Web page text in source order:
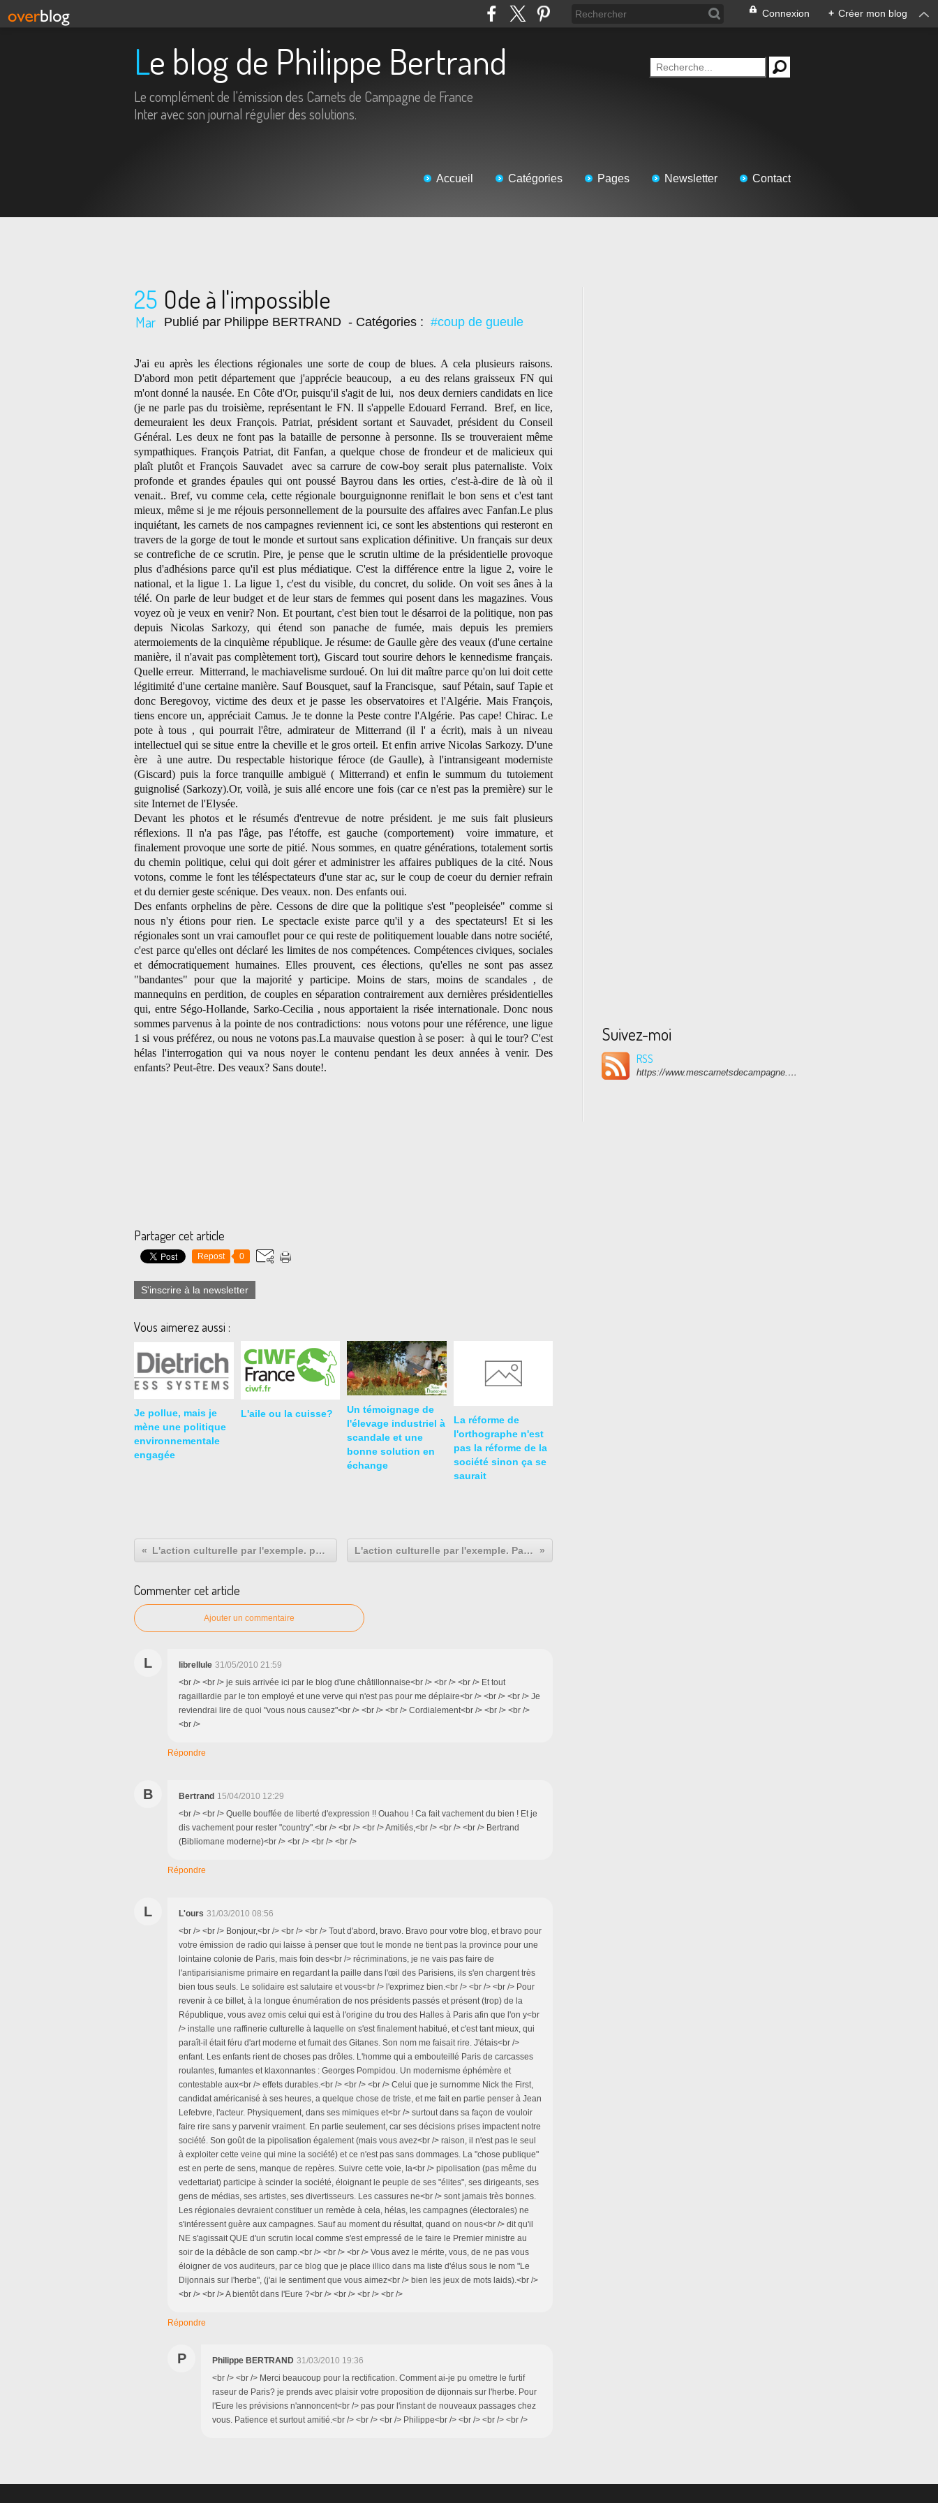
Connexion + Créer mon blog
Le blog de Philippe Bertrand
Le complément de l'émission des Carnets de Campagne de France
Inter avec son journal régulier des solutions.
Accueil Catégories Pages Newsletter Contact
25
Mar
Ode à l'impossible
Publié par Philippe BERTRAND - Catégories : #coup de gueule
J'ai eu après les élections régionales une sorte de coup de blues. A cela plusieurs raisons.
D'abord mon petit département que j'apprécie beaucoup, a eu des relans graisseux FN qui
m'ont donné la nausée. En Côte d'Or, puisqu'il s'agit de lui, nos deux derniers candidats en lice
(je ne parle pas du troisième, représentant le FN. Il s'appelle Edouard Ferrand. Bref, en lice,
demeuraient les deux François. Patriat, président sortant et Sauvadet, président du Conseil
Général. Les deux ne font pas la bataille de personne à personne. Ils se trouveraient même
sympathiques. François Patriat, dit Fanfan, a quelque chose de frondeur et de malicieux qui
plaît plutôt et François Sauvadet avec sa carrure de cow-boy serait plus paternaliste. Voix
profonde et grandes épaules qui ont poussé Bayrou dans les orties, c'est-à-dire de là où il
venait.. Bref, vu comme cela, cette régionale bourguignonne reniflait le bon sens et c'est tant
mieux, même si je me réjouis personnellement de la poursuite des affaires avec Fanfan.Le plus
inquiétant, les carnets de nos campagnes reviennent ici, ce sont les abstentions qui resteront en
travers de la gorge de tout le monde et surtout sans explication définitive. Un français sur deux
se contrefiche de ce scrutin. Pire, je pense que le scrutin ultime de la présidentielle provoque
plus d'adhésions parce qu'il est plus médiatique. C'est la différence entre la ligue 2, voire le
national, et la ligue 1. La ligue 1, c'est du visible, du concret, du solide. On voit ses ânes à la
télé. On parle de leur budget et de leur stars de femmes qui posent dans les magazines. Vous
voyez où je veux en venir? Non. Et pourtant, c'est bien tout le désarroi de la politique, non pas
depuis Nicolas Sarkozy, qui étend son panache de fumée, mais depuis les premiers
atermoiements de la cinquième république. Je résume: de Gaulle gère des veaux (d'une certaine
manière, il n'avait pas complètement tort), Giscard tout sourire dehors le kennedisme français.
Quelle erreur. Mitterrand, le machiavelisme surdoué. On lui dit maître parce qu'on lui doit cette
légitimité d'une certaine manière. Sauf Bousquet, sauf la Francisque, sauf Pétain, sauf Tapie et
donc Beregovoy, victime des deux et je passe les observatoires et l'Algérie. Mais François,
tiens encore un, appréciait Camus. Je te donne la Peste contre l'Algérie. Pas cape! Chirac. Le
pote à tous , qui pourrait l'être, admirateur de Mitterrand (il l' a écrit), mais à un niveau
intellectuel qui se situe entre la cheville et le gros orteil. Et enfin arrive Nicolas Sarkozy. D'une
ère à une autre. Du respectable historique féroce (de Gaulle), à l'intransigeant moderniste
(Giscard) puis la force tranquille ambiguë ( Mitterrand) et enfin le summum du tutoiement
guignolisé (Sarkozy).Or, voilà, je suis allé encore une fois (car ce n'est pas la première) sur le
site Internet de l'Elysée.
Devant les photos et le résumés d'entrevue de notre président. je me suis fait plusieurs
réflexions. Il n'a pas l'âge, pas l'étoffe, est gauche (comportement) voire immature, et
finalement provoque une sorte de pitié. Nous sommes, en quatre générations, totalement sortis
du chemin politique, celui qui doit gérer et administrer les affaires publiques de la cité. Nous
votons, comme le font les téléspectateurs d'une star ac, sur le coup de coeur du dernier refrain
et du dernier geste scénique. Des veaux. non. Des enfants oui.
Des enfants orphelins de père. Cessons de dire que la politique s'est "peopleisée" comme si
nous n'y étions pour rien. Le spectacle existe parce qu'il y a des spectateurs! Et si les
régionales sont un vrai camouflet pour ce qui reste de politiquement louable dans notre société,
c'est parce qu'elles ont déclaré les limites de nos compétences. Compétences civiques, sociales
et démocratiquement humaines. Elles prouvent, ces élections, qu'elles ne sont pas assez
"bandantes" pour que la majorité y participe. Moins de stars, moins de scandales , de
mannequins en perdition, de couples en séparation contrairement aux dernières présidentielles
qui, entre Ségo-Hollande, Sarko-Cecilia , nous apportaient la risée internationale. Donc nous
sommes parvenus à la pointe de nos contradictions: nous votons pour une référence, une ligue
1 si vous préférez, ou nous ne votons pas.La mauvaise question à se poser: à qui le tour? C'est
hélas l'interrogation qui va nous noyer le contenu pendant les deux années à venir. Des
enfants? Peut-être. Des veaux? Sans doute!.
Partager cet article
Repost 0
S'inscrire à la newsletter
Vous aimerez aussi :
Je pollue, mais je
mène une politique
environnementale
engagée
L'aile ou la cuisse?
Un témoignage de
l'élevage industriel à
scandale et une
bonne solution en
échange
La réforme de
l'orthographe n'est
pas la réforme de la
société sinon ça se
saurait
L'action culturelle par l'exemple. part.2 L'action culturelle par l'exemple. Part. 3
Commenter cet article
Ajouter un commentaire
L librellule 31/05/2010 21:59
<br /> <br /> je suis arrivée ici par le blog d'une châtillonnaise<br /> <br /> <br /> Et tout
ragaillardie par le ton employé et une verve qui n'est pas pour me déplaire<br /> <br /> <br /> Je
reviendrai lire de quoi "vous nous causez"<br /> <br /> <br /> Cordialement<br /> <br /> <br />
<br />
Répondre
B Bertrand 15/04/2010 12:29
<br /> <br /> Quelle bouffée de liberté d'expression !! Ouahou ! Ca fait vachement du bien ! Et je
dis vachement pour rester "country".<br /> <br /> <br /> Amitiés,<br /> <br /> <br /> Bertrand
(Bibliomane moderne)<br /> <br /> <br /> <br />
Répondre
L L'ours 31/03/2010 08:56
<br /> <br /> Bonjour,<br /> <br /> <br /> Tout d'abord, bravo. Bravo pour votre blog, et bravo pour
votre émission de radio qui laisse à penser que tout le monde ne tient pas la province pour une
lointaine colonie de Paris, mais foin des<br /> récriminations, je ne vais pas faire de
l'antiparisianisme primaire en regardant la paille dans l'œil des Parisiens, ils s'en chargent très
bien tous seuls. Le solidaire est salutaire et vous<br /> l'exprimez bien.<br /> <br /> <br /> Pour
revenir à ce billet, à la longue énumération de nos présidents passés et présent (trop) de la
République, vous avez omis celui qui est à l'origine du trou des Halles à Paris afin que l'on y<br
/> installe une raffinerie culturelle à laquelle on s'est finalement habitué, et c'est tant mieux, qui
paraît-il était féru d'art moderne et fumait des Gitanes. Son nom me faisait rire. J'étais<br />
enfant. Les enfants rient de choses pas drôles. L'homme qui a embouteillé Paris de carcasses
roulantes, fumantes et klaxonnantes : Georges Pompidou. Un modernisme éphémère et
contestable aux<br /> effets durables.<br /> <br /> <br /> Celui que je surnomme Nick the First,
candidat américanisé à ses heures, a quelque chose de triste, et me fait en partie penser à Jean
Lefebvre, l'acteur. Physiquement, dans ses mimiques et<br /> surtout dans sa façon de vouloir
faire rire sans y parvenir vraiment. En partie seulement, car ses décisions prises impactent notre
société. Son goût de la pipolisation également (mais vous avez<br /> raison, il n'est pas le seul
à exploiter cette veine qui mine la société) et ce n'est pas sans dommages. La "chose publique"
est en perte de sens, manque de repères. Suivre cette voie, la<br /> pipolisation (pas même du
vedettariat) participe à scinder la société, éloignant le peuple de ses "élites", ses dirigeants, ses
gens de médias, ses artistes, ses divertisseurs. Les cassures ne<br /> sont jamais très bonnes.
Les régionales devraient constituer un remède à cela, hélas, les campagnes (électorales) ne
s'intéressent guère aux campagnes. Sauf au moment du résultat, quand on nous<br /> dit qu'il
NE s'agissait QUE d'un scrutin local comme s'est empressé de le faire le Premier ministre au
soir de la débâcle de son camp.<br /> <br /> <br /> Vous avez le mérite, vous, de ne pas vous
éloigner de vos auditeurs, par ce blog que je place illico dans ma liste d'élus sous le nom "Le
Dijonnais sur l'herbe", (j'ai le sentiment que vous aimez<br /> bien les jeux de mots laids).<br />
<br /> <br /> A bientôt dans l'Eure ?<br /> <br /> <br /> <br />
Répondre
P Philippe BERTRAND 31/03/2010 19:36
<br /> <br /> Merci beaucoup pour la rectification. Comment ai-je pu omettre le furtif
raseur de Paris? je prends avec plaisir votre proposition de dijonnais sur l'herbe. Pour
l'Eure les prévisions n'annoncent<br /> pas pour l'instant de nouveaux passages chez
vous. Patience et surtout amitié.<br /> <br /> <br /> Philippe<br /> <br /> <br /> <br />
Suivez-moi
RSS
https://www.mescarnetsdecampagne.com/rss